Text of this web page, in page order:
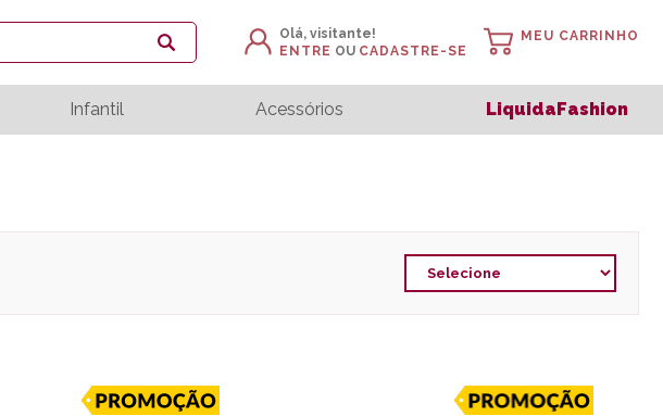
Olá, visitante!
ENTRE OU CADASTRE-SE
MEU CARRINHO
Infantil Acessórios LiquidaFashion